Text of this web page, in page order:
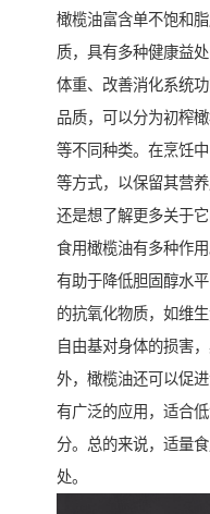
橄榄油富含单不饱和
质，具有多种健康益
体重、改善消化系统
品质，可以分为初榨
等不同种类。在烹饪
等方式，以保留其营
还是想了解更多关于
食用橄榄油有多种作
有助于降低胆固醇水
的抗氧化物质，如维
自由基对身体的损害
外，橄榄油还可以促
有广泛的应用，适合
分。总的来说，适量
处。